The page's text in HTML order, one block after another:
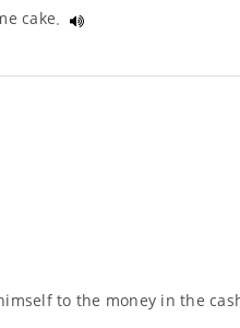
cake.
to the money in the